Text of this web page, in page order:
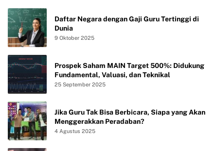
Daftar Negara dengan Gaji Guru Tertinggi di
Dunia
9 Oktober 2025
Prospek Saham MAIN Target 500%: Didukung
Fundamental, Valuasi, dan Teknikal
25 September 2025
Jika Guru Tak Bisa Berbicara, Siapa yang Akan
Menggerakkan Peradaban?
4 Agustus 2025